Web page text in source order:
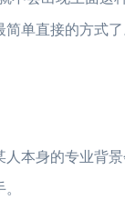
简单直接的方式
身的专业背景